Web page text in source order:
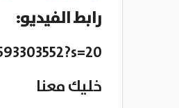
رابط الفيديو:
خليك معنا